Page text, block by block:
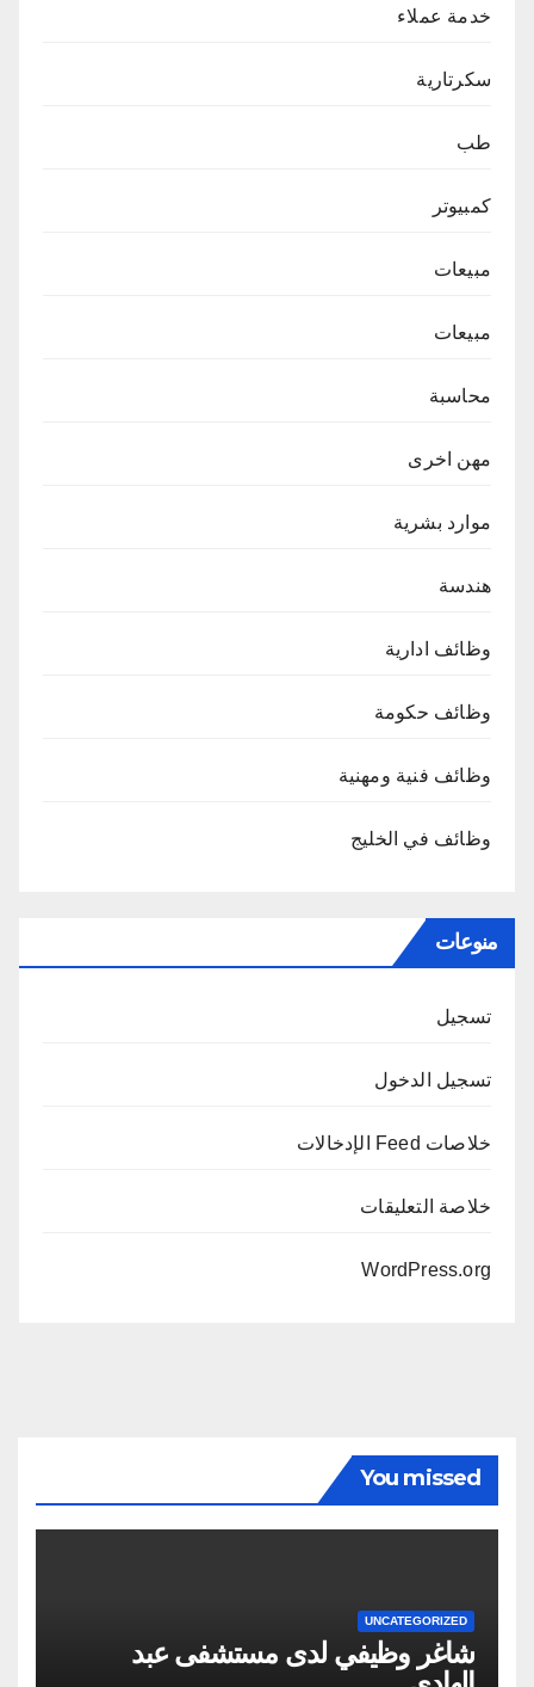
خدمة عملاء
سكرتارية
طب
كمبيوتر
مبيعات
مبيعات
محاسبة
مهن اخرى
موارد بشرية
هندسة
وظائف ادارية
وظائف حكومة
وظائف فنية ومهنية
وظائف في الخليج
منوعات
تسجيل
تسجيل الدخول
خلاصات Feed الإدخالات
خلاصة التعليقات
WordPress.org
You missed
UNCATEGORIZED
شاغر وظيفي لدى مستشفى عبد